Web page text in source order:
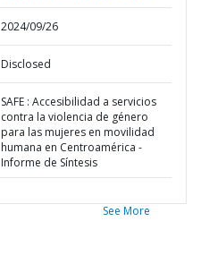
2024/09/26
Disclosed
SAFE : Accesibilidad a servicios
contra la violencia de género
para las mujeres en movilidad
humana en Centroamérica -
Informe de Síntesis
See More